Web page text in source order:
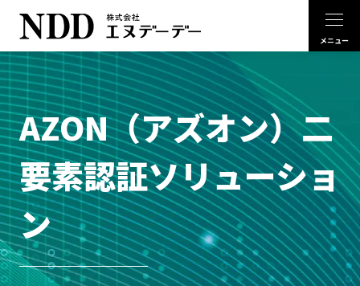
AZON（アズオン）二
要素認証ソリューショ
ン